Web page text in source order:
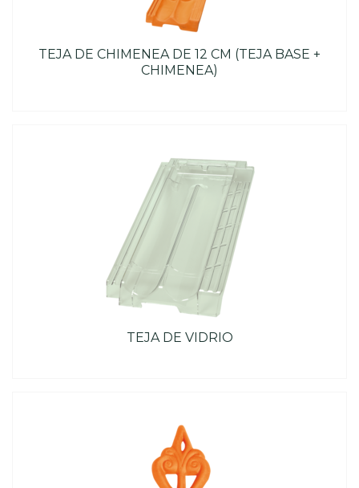
TEJA DE CHIMENEA DE 12 CM (TEJA BASE +
CHIMENEA)
TEJA DE VIDRIO